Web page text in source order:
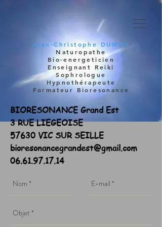
Jean-ChristopheDUMAY
Naturopathe
Bio-energeticien
Enseignant Reiki
Sophrologue
Hypnothérapeute
Formateur Bioresonance
BIORESONANCE Grand Est
3 RUE LIEGEOISE
57630 VIC SUR SEILLE
bioresonancegrandest@gmail.com
06.61.97.17.14